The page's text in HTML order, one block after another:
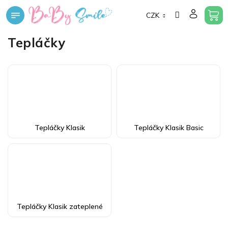
Přejít
na
CZK
Tepláčky
Tepláčky Klasik Tepláčky Klasik Basic
Tepláčky Klasik zateplené